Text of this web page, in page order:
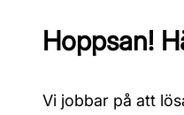
Hoppsan!
Vi jobbar på att